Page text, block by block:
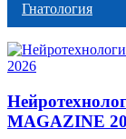
Гнатология
MAGAZINE